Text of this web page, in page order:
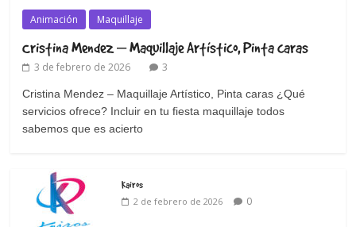
Animación Maquillaje
Cristina Mendez – Maquillaje Artístico, Pinta caras
3 de febrero de 2026 3
Cristina Mendez – Maquillaje Artístico, Pinta caras ¿Qué
servicios ofrece? Incluir en tu fiesta maquillaje todos
sabemos que es acierto
Kairos
2 de febrero de 2026 0